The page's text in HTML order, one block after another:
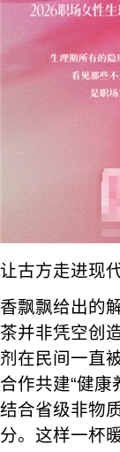
让古方走进现
香飘飘给出的
茶并非凭空创
剂在民间一直
合作共建“健
结合省级非物
分。这样一杯